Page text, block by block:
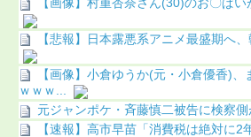
【画像】村重杏奈さん(30)のお〇ぱ
【悲報】日本露悪系アニメ最盛期へ
【画像】小倉ゆうか(元・小倉優香)
ｗｗｗ...
元ジャンポケ・斉藤慎二被告に検察
【速報】高市早苗「消費税は絶対に